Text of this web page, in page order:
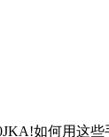
如何用这些